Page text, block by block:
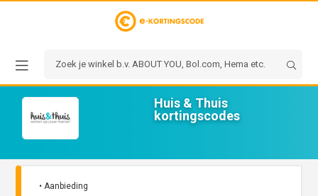
Huis & Thuis
kortingscodes
• Aanbieding